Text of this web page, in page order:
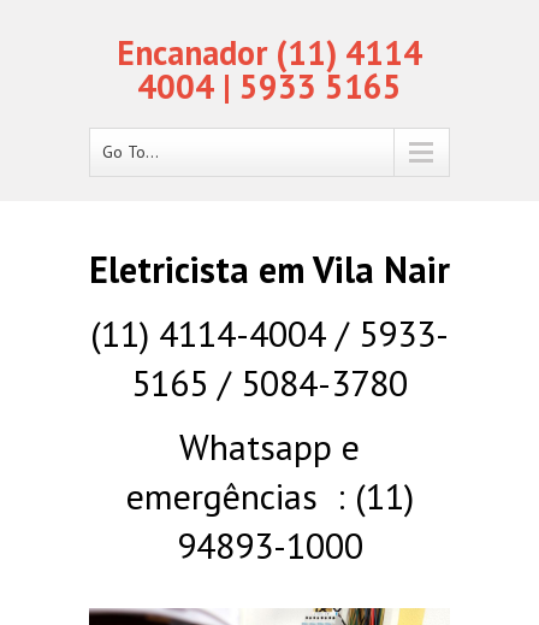
Encanador (11) 4114
4004 | 5933 5165
Go To...
Eletricista em Vila Nair
(11) 4114-4004 / 5933-
5165 / 5084-3780
Whatsapp e
emergências : (11)
94893-1000